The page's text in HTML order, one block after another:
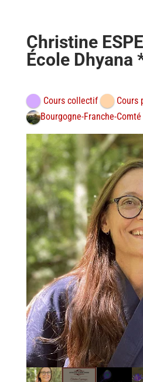
Christine
École Dhyana
Cours collectif
Cours
Bourgogne-Franche-Comté